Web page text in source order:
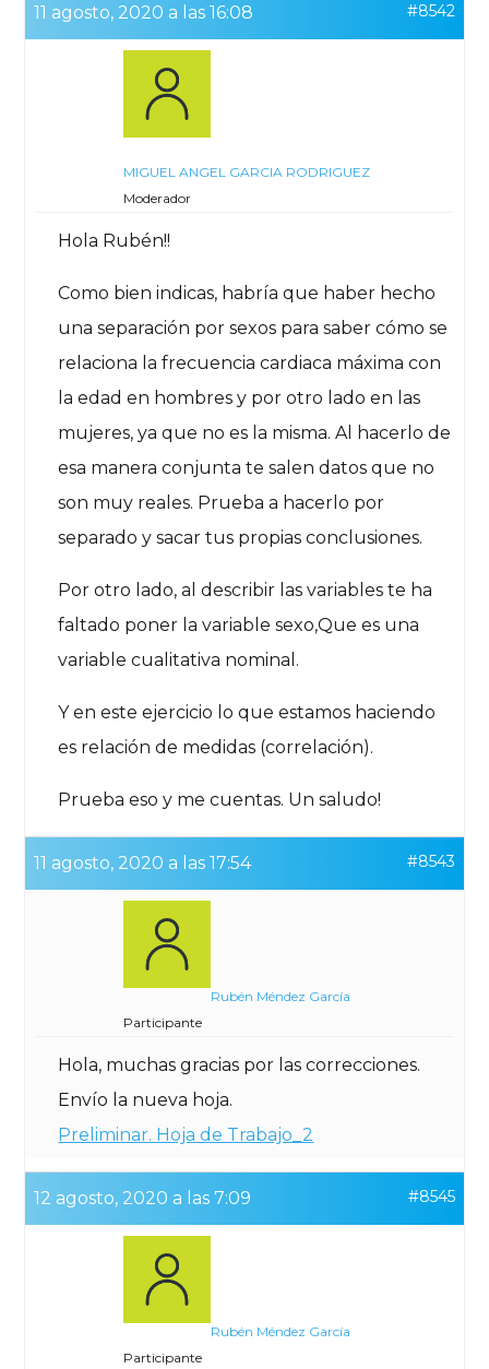
11 agosto, 2020 a las 16:08 #8542
MIGUEL ANGEL GARCIA RODRIGUEZ
Moderador
Hola Rubén!!
Como bien indicas, habría que haber hecho
una separación por sexos para saber cómo se
relaciona la frecuencia cardiaca máxima con
la edad en hombres y por otro lado en las
mujeres, ya que no es la misma. Al hacerlo de
esa manera conjunta te salen datos que no
son muy reales. Prueba a hacerlo por
separado y sacar tus propias conclusiones.
Por otro lado, al describir las variables te ha
faltado poner la variable sexo,Que es una
variable cualitativa nominal.
Y en este ejercicio lo que estamos haciendo
es relación de medidas (correlación).
Prueba eso y me cuentas. Un saludo!
11 agosto, 2020 a las 17:54 #8543
Rubén Méndez García
Participante
Hola, muchas gracias por las correcciones.
Envío la nueva hoja.
Preliminar. Hoja de Trabajo_2
12 agosto, 2020 a las 7:09 #8545
Rubén Méndez García
Participante